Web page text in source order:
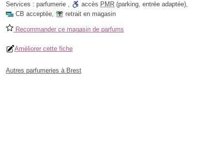
Services : parfumerie , accès PMR (parking, entrée adaptée),
CB acceptée, retrait en magasin
Recommander ce magasin de parfums
Améliorer cette fiche
Autres parfumeries à Brest